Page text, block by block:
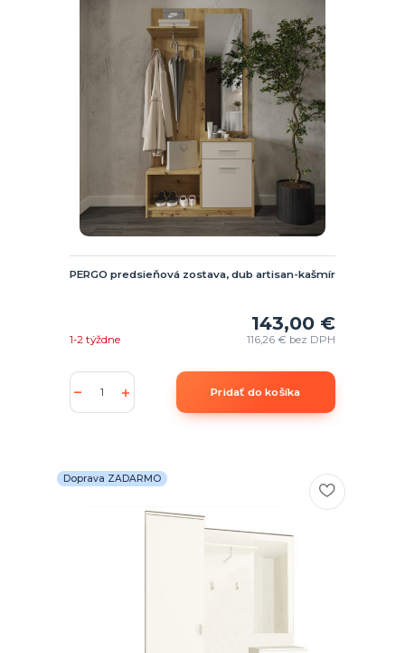
PERGO predsieňová zostava, dub artisan-kašmír
143,00 €
116,26 € bez DPH
1-2 týždne
Pridať do košíka
Doprava ZADARMO